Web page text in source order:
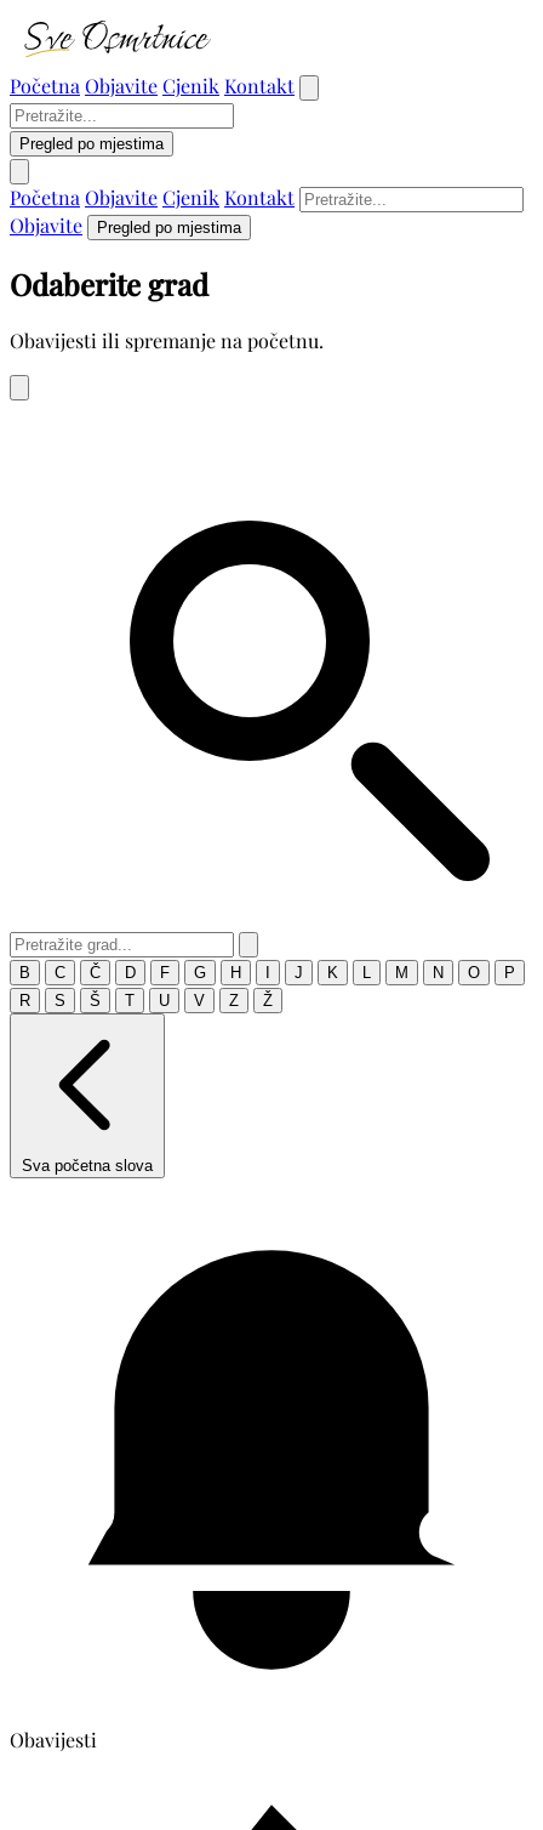
Početna ObjaviteCjenik Kontakt
Pregled po mjestima
Početna ObjaviteCjenik Kontakt
Objavite
Pregled po mjestima
Odaberite grad
Obavijesti ili spremanje na početnu.
B C Č D F G H J K M N O
P
R
S Š T U V Z Ž
Sva početna slova
Obavijesti